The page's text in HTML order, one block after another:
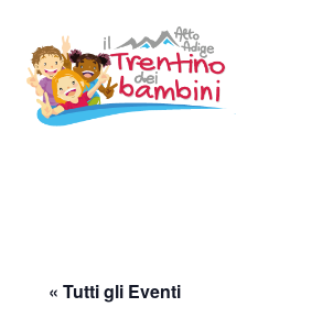
contenuto
« Tutti gli Eventi